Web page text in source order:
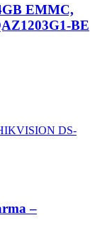
EMMC,
BE
–